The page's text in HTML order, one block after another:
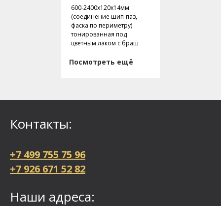
600-2400х120х14мм
(соединение шип-паз,
фаска по периметру)
тонированная под
цветным лаком с браш
Посмотреть ещё
Контакты:
+7 499 755 75 96
+7 926 671 52 82
Наши адреса: